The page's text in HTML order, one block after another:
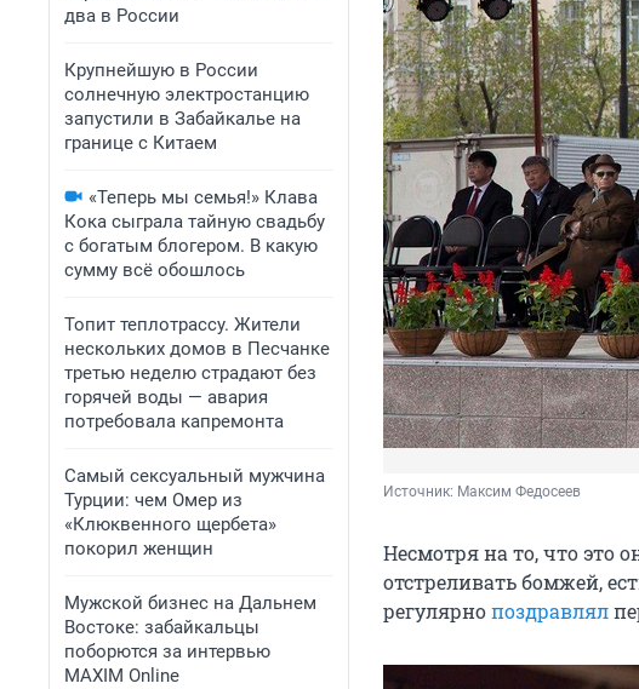
два в России
Крупнейшую в России
солнечную электростанцию
запустили в Забайкалье на
границе с Китаем
«Теперь мы семья!» Клава
Кока сыграла тайную свадьбу
с богатым блогером. В какую
сумму всё обошлось
Топит теплотрассу. Жители
нескольких домов в Песчанке
третью неделю страдают без
горячей воды — авария
потребовала капремонта
Самый сексуальный мужчина
Турции: чем Омер из
«Клюквенного щербета»
покорил женщин
Мужской бизнес на Дальнем
Востоке: забайкальцы
поборются за интервью
MAXIM Online
Источник: Максим Федосеев
Несмотря на то, что это
отстреливать бомжей,
регулярнопоздравлял